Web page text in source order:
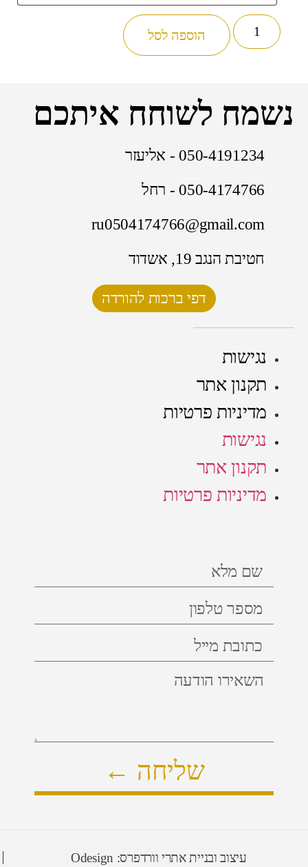
הוספה לסל
נשמח לשוחח איתכם
050-4191234 - אליעזר
050-4174766 - רחל
ru0504174766@gmail.com
חטיבת הנגב 19, אשדוד
דפי ברכות להורדה
נגישות
תקנון אתר
מדיניות פרטיות
נגישות
תקנון אתר
מדיניות פרטיות
שליחה ←
עיצוב ובניית אתרי וורדפרס: Odesign